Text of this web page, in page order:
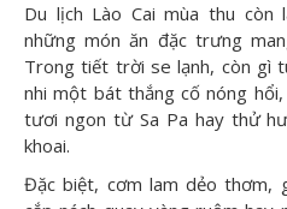
Du lịch Lào Cai mùa thu
những món ăn đặc trưng
Trong tiết trời se lạnh, còn gì
nhi một bát thắng cố nóng
tươi ngon từ Sa Pa hay thử
khoai.
Đặc biệt, cơm lam dẻo thơm,